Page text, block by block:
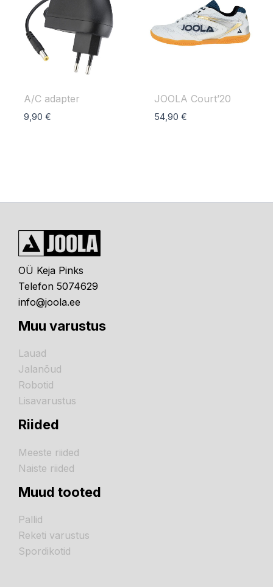
A/C adapter
9,90€
JOOLA Court’20
54,90€
OÜ Keja Pinks
Telefon 5074629
info@joola.ee
Muu varustus
Lauad
Jalanõud
Robotid
Lisavarustus
Riided
Meeste riided
Naiste riided
Muud tooted
Pallid
Reketi varustus
Spordikotid